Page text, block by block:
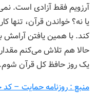
آرزویم فقط آزادی است.
یا نه؟ خواندن قرآن، تنها
کند. با همین یافتن آرامش
حالا هم تلاش می‌کنم
یک روز حافظ کل قرآن شوم.
منبع : روزنامه حمایت – کد